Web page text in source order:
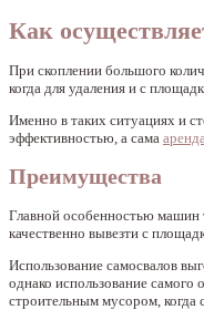
Как
При скоплении большого
когда для удаления и с
Именно в таких ситуациях и
эффективностью, а сама
Преимущества
Главной особенностью машин
качественно вывезти с
Использование самосвалов
однако использование
строительным мусором, когда